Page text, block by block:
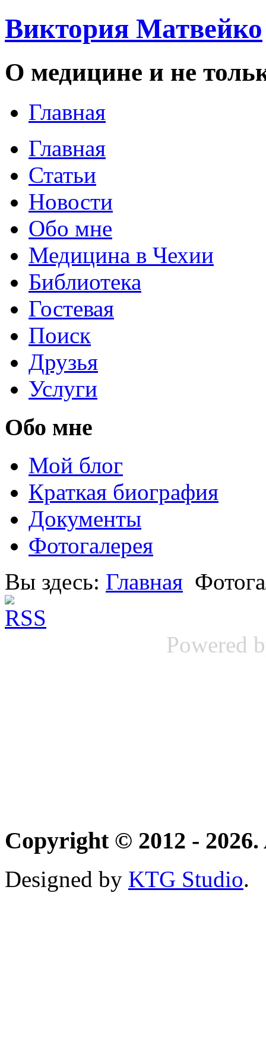
Виктория Матвейко
О медицине и не
Главная
Главная
Статьи
Новости
Обо мне
Медицина в Чехии
Библиотека
Гостевая
Поиск
Друзья
Услуги
Обо мне
Мой блог
Краткая биография
Документы
Фотогалерея
Вы здесь: Главная
Powered
Copyright © 2012 -
Designed by KTG Studio.